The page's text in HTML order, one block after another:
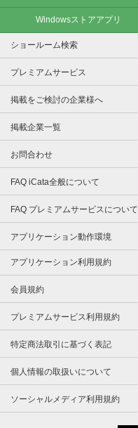
Windowsストアアプリ
ショールーム検索
プレミアムサービス
掲載をご検討の企業様へ
掲載企業一覧
お問合わせ
FAQ iCata全般について
FAQ プレミアムサービスについて
アプリケーション動作環境
アプリケーション利用規約
会員規約
プレミアムサービス利用規約
特定商法取引に基づく表記
個人情報の取扱いについて
ソーシャルメディア利用規約